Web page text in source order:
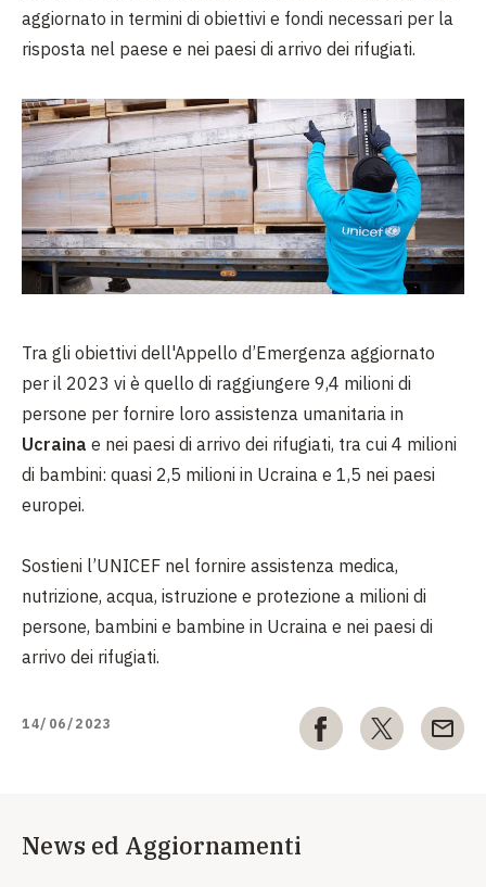
aggiornato in termini di obiettivi e fondi necessari per la
risposta nel paese e nei paesi di arrivo dei rifugiati.
Tra gli obiettivi dell'Appello d’Emergenza aggiornato
per il 2023 vi è quello di raggiungere 9,4 milioni di
persone per fornire loro assistenza umanitaria in
Ucraina e nei paesi di arrivo dei rifugiati, tra cui 4 milioni
di bambini: quasi 2,5 milioni in Ucraina e 1,5 nei paesi
europei.
Sostieni l’UNICEF nel fornire assistenza medica,
nutrizione, acqua, istruzione e protezione a milioni di
persone, bambini e bambine in Ucraina e nei paesi di
arrivo dei rifugiati.
14/06/2023
News ed Aggiornamenti